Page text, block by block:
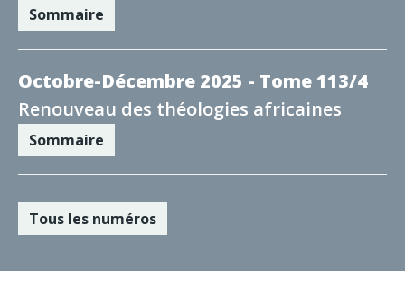
Sommaire
Octobre-Décembre 2025 - Tome 113/4
Renouveau des théologies africaines
Sommaire
Tous les numéros